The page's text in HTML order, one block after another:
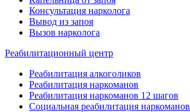
Консультация нарколога
Вывод из запоя
Вызов нарколога
Реабилитационный центр
Реабилитация алкоголиков
Реабилитация наркоманов
Реабилитация наркоманов 12 шагов
Социальная реабилитация наркоманов